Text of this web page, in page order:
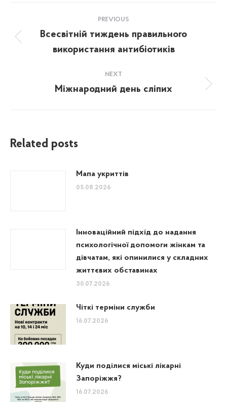
navigation
PREVIOUS
Previous
post:
Всесвітній тиждень правильного
використання антибіотиків
NEXT
Next
Міжнародний день сліпих
Related posts
Мапа укриттів
05.08.2026
Інноваційний підхід до надання
психологічної допомоги жінкам та
дівчатам, які опинилися у складних
життєвих обставинах
30.07.2026
Чіткі терміни служби
16.07.2026
Куди поділися міські лікарні
Запоріжжя?
16.07.2026